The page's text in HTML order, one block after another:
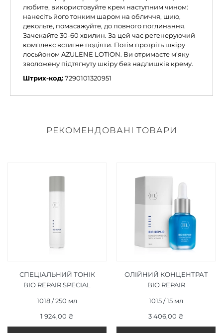
любите, використовуйте крем наступним чином:
нанесіть його тонким шаром на обличчя, шию,
декольте, помасажуйте, до повного поглинання.
Зачекайте 30-60 хвилин. За цей час регенеруючий
комплекс встигне подіяти. Потім протріть шкіру
лосьйоном AZULENE LOTION. Ви отримаєте м'яку
зволожену підтягнуту шкіру без надлишків крему.
Штрих-код:7290101320951
РЕКОМЕНДОВАНІ ТОВАРИ
СПЕЦІАЛЬНИЙ ТОНІК
BIO REPAIR SPECIAL
1018 / 250 мл
1 924,00 ₴
ОЛІЙНИЙ КОНЦЕНТРАТ
BIO REPAIR
VITAMIN E 15 МЛ
1015 / 15 мл
3 406,00 ₴